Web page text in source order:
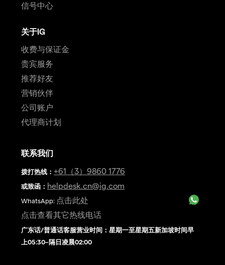
信号中心
关于IG
收费与保证金
贵宾服务
推荐好友
营销伙伴
公司账户
代理商计划
联系我们
拨打热线 ： +61（3）9860 1776
或致函： helpdesk.cn@ig.com
WhatsApp: 点击此处
点击查看其它热线电话
广东话/普通话客服营业时间：星期一至星期五新加坡时间早
上05:30–隔日凌晨02:00